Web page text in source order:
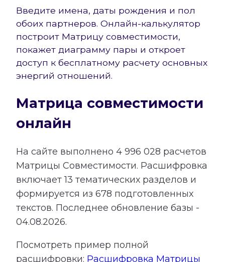
Введите имена, даты рождения и пол
обоих партнеров. Онлайн-калькулятор
построит Матрицу совместимости,
покажет диаграмму пары и откроет
доступ к бесплатному расчету основных
энергий отношений.
Матрица совместимости
онлайн
На сайте выполнено 4 996 028 расчетов
Матрицы Совместимости. Расшифровка
включает13 тематических разделов и
формируется из 678 подготовленных
текстов. Последнее обновление базы -
04.08.2026.
Посмотреть пример полной
расшифровки: Расшифровка Матрицы